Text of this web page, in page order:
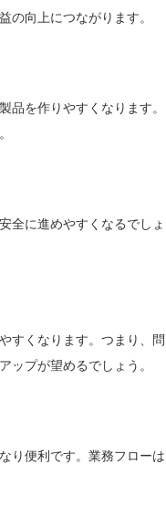
の向上につながります。
品を作りやすくなります。
全に進めやすくなるでしょ
すくなります。つまり、問
ップが望めるでしょう。
り便利です。業務フローは